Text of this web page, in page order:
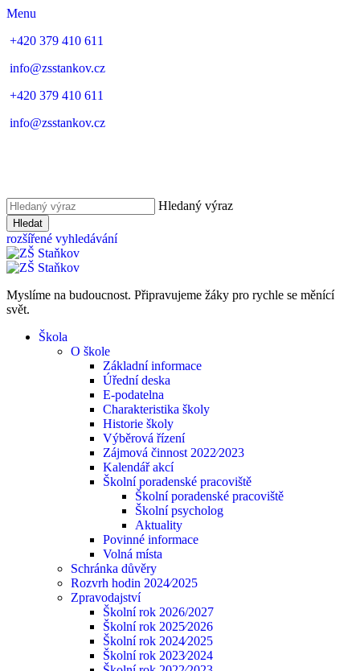
Menu
+420 379 410 611
info@zsstankov.cz
+420 379 410 611
info@zsstankov.cz
Hledaný výraz
Hledat
rozšířené vyhledávání
Myslíme na budoucnost. Připravujeme žáky pro rychle se měnící
svět.
Škola
O škole
Základní informace
Úřední deska
E-podatelna
Charakteristika školy
Historie školy
Výběrová řízení
Zájmová činnost 2022⁄2023
Kalendář akcí
Školní poradenské pracoviště
Školní poradenské pracoviště
Školní psycholog
Aktuality
Povinné informace
Volná místa
Schránka důvěry
Rozvrh hodin 2024⁄2025
Zpravodajství
Školní rok 2026/2027
Školní rok 2025⁄2026
Školní rok 2024⁄2025
Školní rok 2023⁄2024